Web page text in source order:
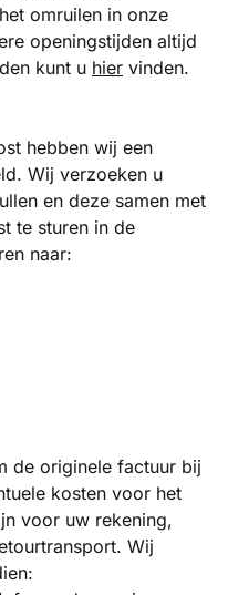
omruilen in onze
openingstijden altijd
kunt u hier vinden.
hebben wij een
Wij verzoeken u
en deze samen met
te sturen in de
naar:
de originele factuur bij
kosten voor het
voor uw rekening,
Wij